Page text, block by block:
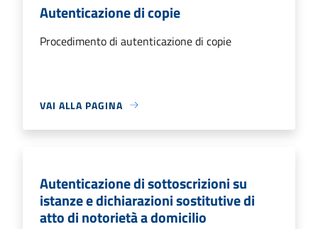
Autenticazione di copie
Procedimento di autenticazione di copie
VAI ALLA PAGINA
Autenticazione di sottoscrizioni su
istanze e dichiarazioni sostitutive di
atto di notorietà a domicilio